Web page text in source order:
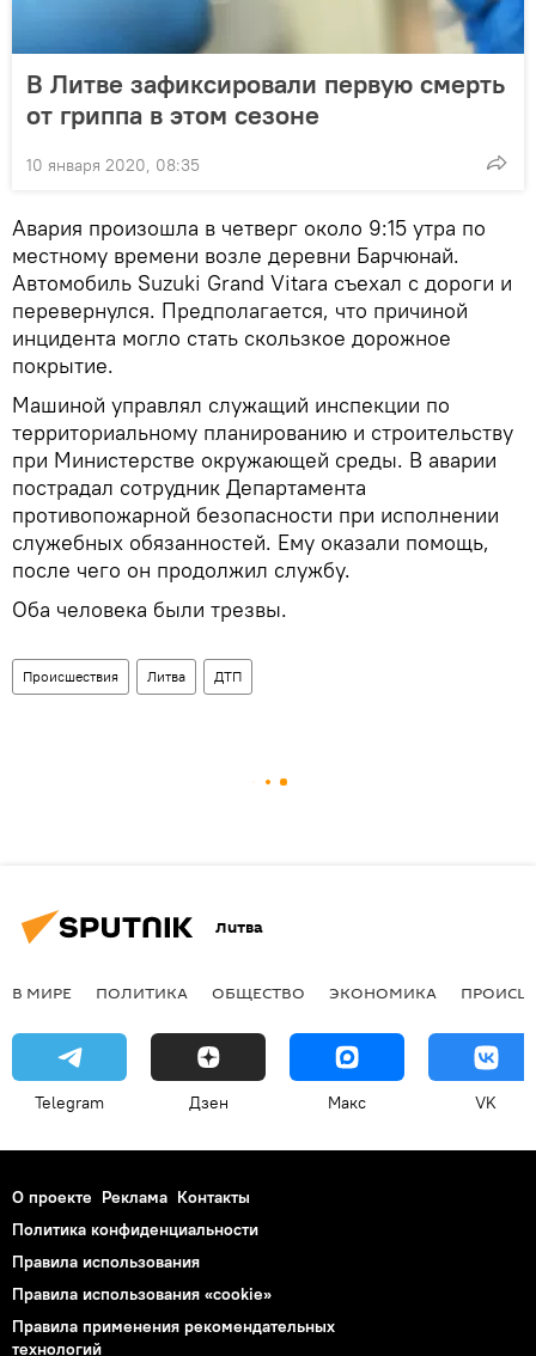
В Литве зафиксировали первую смерть
от гриппа в этом сезоне
10 января 2020, 08:35
Авария произошла в четверг около 9:15 утра по
местному времени возле деревни Барчюнай.
Автомобиль Suzuki Grand Vitara съехал с дороги и
перевернулся. Предполагается, что причиной
инцидента могло стать скользкое дорожное
покрытие.
Машиной управлял служащий инспекции по
территориальному планированию и строительству
при Министерстве окружающей среды. В аварии
пострадал сотрудник Департамента
противопожарной безопасности при исполнении
служебных обязанностей. Ему оказали помощь,
после чего он продолжил службу.
Оба человека были трезвы.
Происшествия Литва ДТП
Литва
В МИРЕ ПОЛИТИКА ОБЩЕСТВО ЭКОНОМИКА
Telegram Дзен Макс VK
О проекте Реклама Контакты
Политика конфиденциальности
Правила использования
Правила использования «cookie»
Правила применения рекомендательных
технологий